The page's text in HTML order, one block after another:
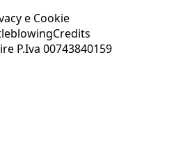
e Cookie
Credits
P.Iva 00743840159